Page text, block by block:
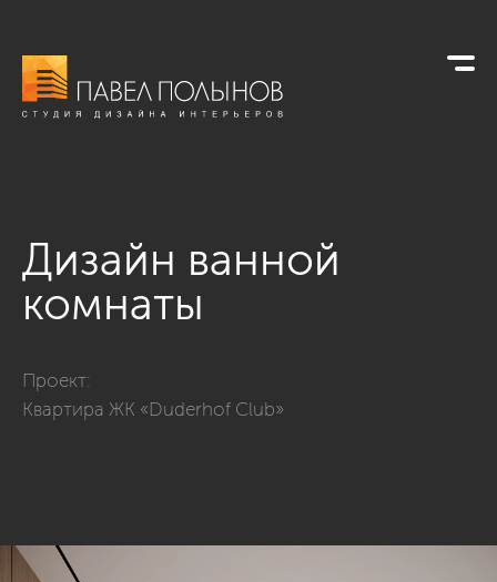
Дизайн ванной
комнаты
Проект:
Квартира ЖК «Duderhof Club»